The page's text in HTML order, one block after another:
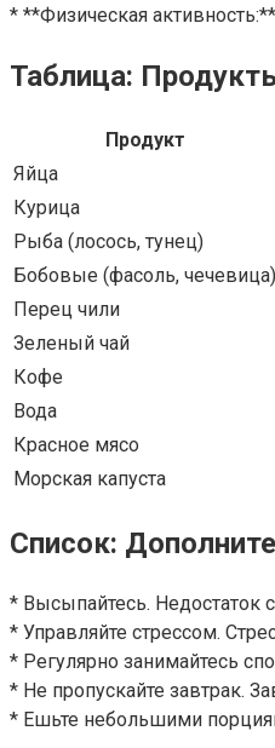
* **Физическая
Таблица:
Продукт
Яйца
Курица
Рыба (лосось, тунец)
Бобовые (фасоль, чечевица)
Перец чили
Зеленый чай
Кофе
Вода
Красное мясо
Морская капуста
Список:
* Высыпайтесь. Недостаток
* Управляйте стрессом.
* Регулярно занимайтесь
* Не пропускайте завтрак.
* Ешьте небольшими